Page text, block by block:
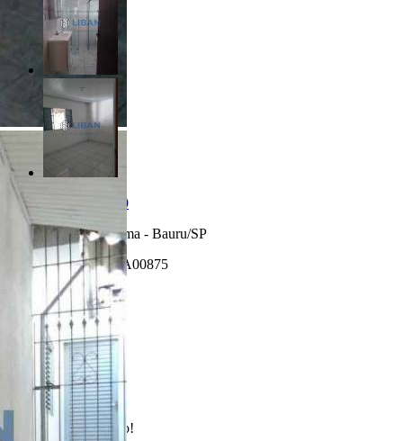
R$ 270.000,00
Jardim da Grama - Bauru/SP
Referência: CA00875
3 Quartos
3 Banheiros
3 Vagas
135.00 m²
Realizado
Enviado com sucesso!